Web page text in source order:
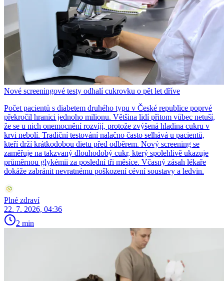
Nové screeningové testy odhalí cukrovku o pět let dříve
Počet pacientů s diabetem druhého typu v České republice poprvé
překročil hranici jednoho milionu. Většina lidí přitom vůbec netuší,
že se u nich onemocnění rozvíjí, protože zvýšená hladina cukru v
krvi nebolí. Tradiční testování nalačno často selhává u pacientů,
kteří drží krátkodobou dietu před odběrem. Nový screening se
zaměřuje na takzvaný dlouhodobý cukr, který spolehlivě ukazuje
průměrnou glykémii za poslední tři měsíce. Včasný zásah lékaře
dokáže zabránit nevratnému poškození cévní soustavy a ledvin.
Plné zdraví
22. 7. 2026, 04:36
2 min